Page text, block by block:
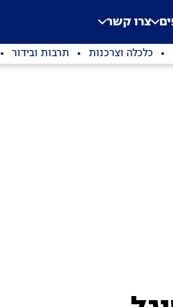
צרו קשר
כלכלה וצרכנות תרבות ובידור